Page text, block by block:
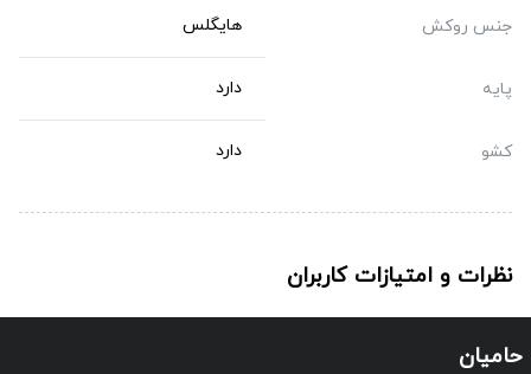
جنس روکش هایگلس
پایه دارد
کشو دارد
نظرات و امتیازات کاربران
حامیان